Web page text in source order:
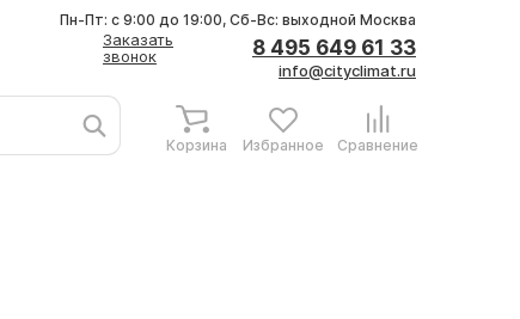
Заказать
звонок
8 495 649 61 33
info@cityclimat.ru
Пн-Пт: с 9:00 до 19:00, Сб-Вс: выходной Москва
Корзина Избранное Сравнение